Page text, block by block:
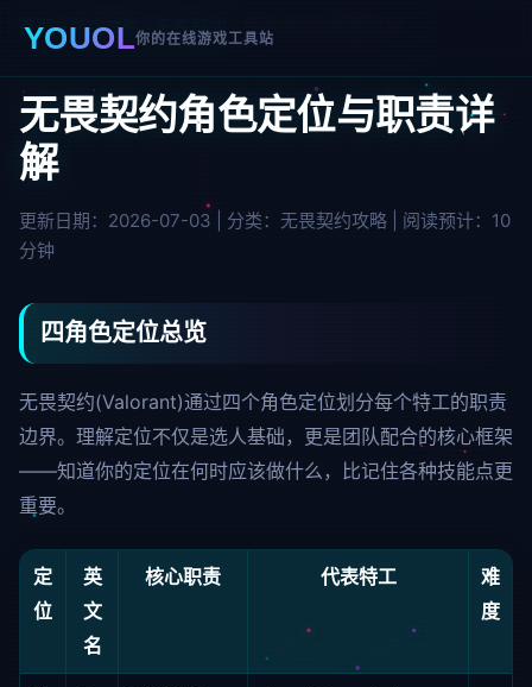
YOUOL你的在线游戏工具站
首页›游戏攻略›无畏契约› 角色定位与职责详解
无畏契约角色定位与职责详
解
更新日期：2026-07-03 | 分类：无畏契约攻略 | 阅读预计：10
分钟
四角色定位总览
无畏契约(Valorant)通过四个角色定位划分每个特工的职责
边界。理解定位不仅是选人基础，更是团队配合的核心框架
——知道你的定位在何时应该做什么，比记住各种技能点更
重要。
定
位
英
文
名
核心职责 代表特工
难
度